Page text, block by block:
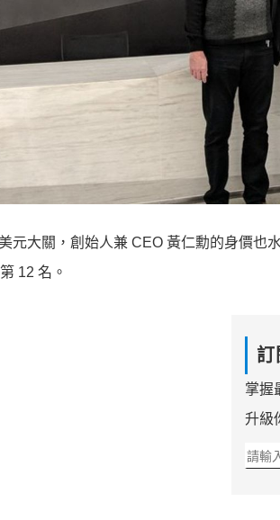
元大關，創始人兼 CEO 黃仁勳的身價
12 名。
訂
掌握
升級